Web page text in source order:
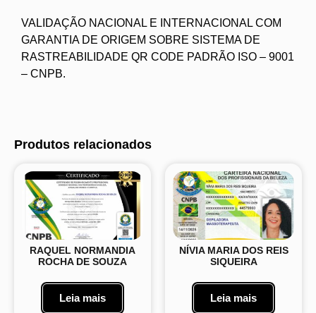
VALIDAÇÃO NACIONAL E INTERNACIONAL COM
GARANTIA DE ORIGEM SOBRE SISTEMA DE
RASTREABILIDADE QR CODE PADRÃO ISO – 9001
– CNPB.
Produtos relacionados
RAQUEL NORMANDIA
ROCHA DE SOUZA
Leia mais
NÍVIA MARIA DOS REIS
SIQUEIRA
Leia mais